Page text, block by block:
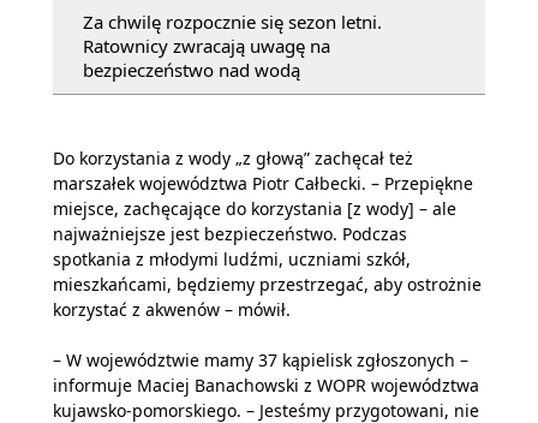
Za chwilę rozpocznie się sezon letni.
Ratownicy zwracają uwagę na
bezpieczeństwo nad wodą
Do korzystania z wody „z głową” zachęcał też
marszałek województwa Piotr Całbecki. – Przepiękne
miejsce, zachęcające do korzystania [z wody] – ale
najważniejsze jest bezpieczeństwo. Podczas
spotkania z młodymi ludźmi, uczniami szkół,
mieszkańcami, będziemy przestrzegać, aby ostrożnie
korzystać z akwenów – mówił.
– W województwie mamy 37 kąpielisk zgłoszonych –
informuje Maciej Banachowski z WOPR województwa
kujawsko-pomorskiego. – Jesteśmy przygotowani, nie